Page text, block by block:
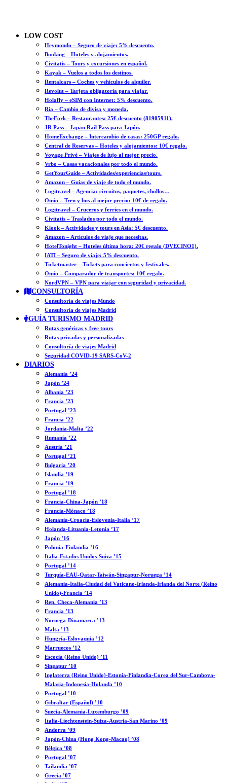
LOW COST
Heymondo – Seguro de viaje: 5% descuento.
Booking – Hoteles y alojamientos.
Civitatis – Tours y excursiones en español.
Kayak – Vuelos a todos los destinos.
Rentalcars – Coches y vehículos de alquiler.
Revolut – Tarjeta obligatoria para viajar.
Holafly – eSIM con Internet: 5% descuento.
Ria – Cambio de divisa y moneda.
TheFork – Restaurantes: 25€ descuento (81905911).
JR Pass – Japan Rail Pass para Japón.
HomeExchange – Intercambio de casas: 250GP regalo.
Central de Reservas – Hoteles y alojamientos: 10€ regalo.
Voyage Privé – Viajes de lujo al mejor precio.
Vrbo – Casas vacacionales por todo el mundo.
GetYourGuide – Actividades/experiencias/tours.
Amazon – Guías de viaje de todo el mundo.
Logitravel – Agencia: circuitos, paquetes, chollos…
Omio – Tren y bus al mejor precio: 10€ de regalo.
Logitravel – Cruceros y ferries en el mundo.
Civitatis – Traslados por todo el mundo.
Klook – Actividades y tours en Asia: 5€ descuento.
Amazon – Artículos de viaje que necesitas.
HotelTonight – Hoteles última hora: 20€ regalo (DVECINO1).
IATI – Seguro de viaje: 5% descuento.
Ticketmaster – Tickets para conciertos y festivales.
Omio – Comparador de transportes: 10€ regalo.
NordVPN – VPN para viajar con seguridad y privacidad.
CONSULTORÍA
Consultoría de viajes Mundo
Consultoría de viajes Madrid
GUÍA TURISMO MADRID
Rutas genéricas y free tours
Rutas privadas y personalizadas
Consultoría de viajes Madrid
Seguridad COVID-19 SARS-CoV-2
DIARIOS
Alemania ’24
Japón ’24
Albania ’23
Francia ’23
Portugal ’23
Francia ’22
Jordania-Malta ’22
Rumanía ’22
Austria ’21
Portugal ’21
Bulgaria ’20
Islandia ’19
Francia ’19
Portugal ’18
Francia-China-Japón ’18
Francia-Mónaco ’18
Alemania-Croacia-Eslovenia-Italia ’17
Holanda-Lituania-Letonia ’17
Japón ’16
Polonia-Finlandia ’16
Italia-Estados Unidos-Suiza ’15
Portugal ’14
Turquía-EAU-Qatar-Taiwán-Singapur-Noruega ’14
Alemania-Italia-Ciudad del Vaticano-Irlanda-Irlanda del Norte (Reino
Unido)-Francia ’14
Rep. Checa-Alemania ’13
Francia ’13
Noruega-Dinamarca ’13
Malta ’13
Hungría-Eslovaquia ’12
Marruecos ’12
Escocia (Reino Unido) ’11
Singapur ’10
Inglaterra (Reino Unido)-Estonia-Finlandia-Corea del Sur-Camboya-
Malasia-Indonesia-Holanda ’10
Portugal ’10
Gibraltar (Español) ’10
Suecia-Alemania-Luxemburgo ’09
Italia-Liechtenstein-Suiza-Austria-San Marino ’09
Andorra ’09
Japón-China (Hong Kong-Macao) ’08
Bélgica ’08
Portugal ’07
Tailandia ’07
Grecia ’07